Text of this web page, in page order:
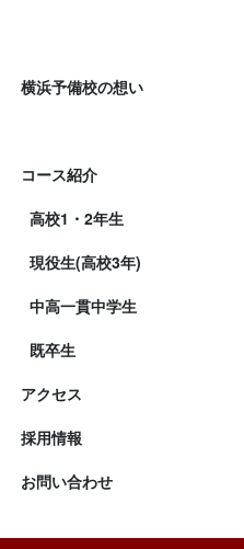
横浜予備校の想い
コース紹介
高校1・2年生
現役生(高校3年)
中高一貫中学生
既卒生
アクセス
採用情報
お問い合わせ